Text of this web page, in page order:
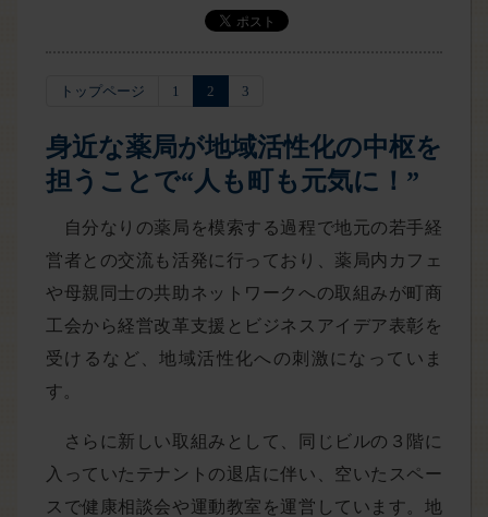
トップページ 1 2 3
身近な薬局が地域活性化の中枢を
担うことで“人も町も元気に！”
自分なりの薬局を模索する過程で地元の若手経
営者との交流も活発に行っており、薬局内カフェ
や母親同士の共助ネットワークへの取組みが町商
工会から経営改革支援とビジネスアイデア表彰を
受けるなど、地域活性化への刺激になっていま
す。
さらに新しい取組みとして、同じビルの３階に
入っていたテナントの退店に伴い、空いたスペー
スで健康相談会や運動教室を運営しています。地